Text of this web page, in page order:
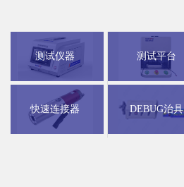
测试仪器 测试平台
快速连接器 DEBUG治具